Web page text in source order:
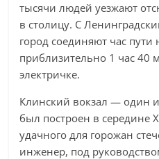
тысячи людей уезжают
в столицу. С
город соединяют час пути
приблизительно 1 час
электричке.
Клинский вокзал — один
был построен в середине
удачного для горожан
инженер, под